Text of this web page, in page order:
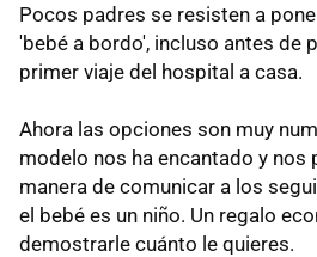
Pocos padres se resisten a
'bebé a bordo', incluso antes de
primer viaje del hospital a casa.
Ahora las opciones son muy
modelo nos ha encantado y nos
manera de comunicar a los
el bebé es un niño. Un regalo
demostrarle cuánto le quieres.